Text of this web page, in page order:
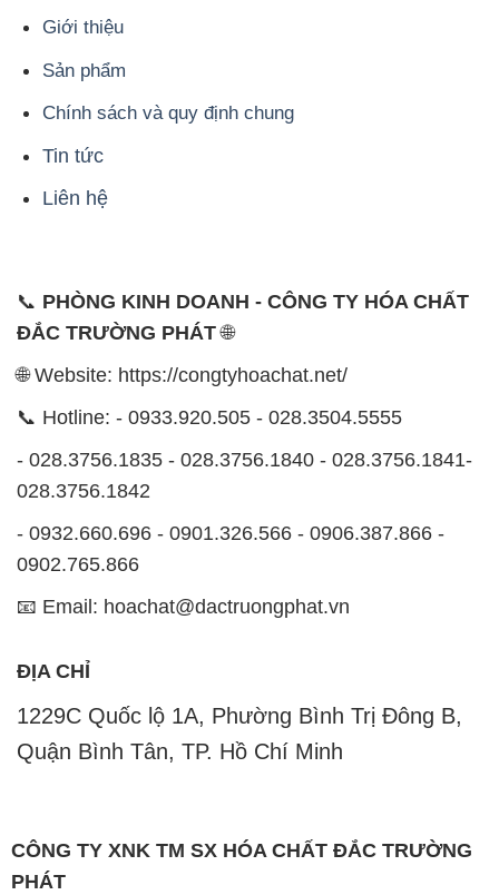
Giới thiệu
Sản phẩm
Chính sách và quy định chung
Tin tức
Liên hệ
📞 PHÒNG KINH DOANH - CÔNG TY HÓA CHẤT
ĐẮC TRƯỜNG PHÁT🌐
🌐 Website: https://congtyhoachat.net/
📞 Hotline: - 0933.920.505 - 028.3504.5555
- 028.3756.1835 - 028.3756.1840 - 028.3756.1841-
028.3756.1842
- 0932.660.696 - 0901.326.566 - 0906.387.866 -
0902.765.866
📧 Email: hoachat@dactruongphat.vn
ĐỊA CHỈ
1229C Quốc lộ 1A, Phường Bình Trị Đông B,
Quận Bình Tân, TP. Hồ Chí Minh
CÔNG TY XNK TM SX HÓA CHẤT ĐẮC TRƯỜNG
PHÁT